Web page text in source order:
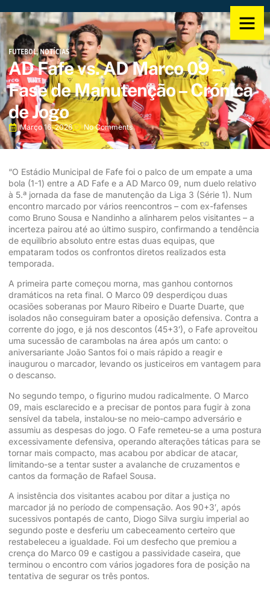
FUTEBOL,NOTÍCIAS
AD Fafe vs. AD Marco 09 –
Fase de Manutenção – Crónica
de Jogo
Março 16, 2026 No Comments
“O Estádio Municipal de Fafe foi o palco de um empate a uma
bola (1-1) entre a AD Fafe e a AD Marco 09, num duelo relativo
à 5.ª jornada da fase de manutenção da Liga 3 (Série 1). Num
encontro marcado por vários reencontros – com ex-fafenses
como Bruno Sousa e Nandinho a alinharem pelos visitantes – a
incerteza pairou até ao último suspiro, confirmando a tendência
de equilíbrio absoluto entre estas duas equipas, que
empataram todos os confrontos diretos realizados esta
temporada.
A primeira parte começou morna, mas ganhou contornos
dramáticos na reta final. O Marco 09 desperdiçou duas
ocasiões soberanas por Mauro Ribeiro e Duarte Duarte, que
isolados não conseguiram bater a oposição defensiva. Contra a
corrente do jogo, e já nos descontos (45+3′), o Fafe aproveitou
uma sucessão de carambolas na área após um canto: o
aniversariante João Santos foi o mais rápido a reagir e
inaugurou o marcador, levando os justiceiros em vantagem para
o descanso.
No segundo tempo, o figurino mudou radicalmente. O Marco
09, mais esclarecido e a precisar de pontos para fugir à zona
sensível da tabela, instalou-se no meio-campo adversário e
assumiu as despesas do jogo. O Fafe remeteu-se a uma postura
excessivamente defensiva, operando alterações táticas para se
tornar mais compacto, mas acabou por abdicar de atacar,
limitando-se a tentar suster a avalanche de cruzamentos e
cantos da formação de Rafael Sousa.
A insistência dos visitantes acabou por ditar a justiça no
marcador já no período de compensação. Aos 90+3′, após
sucessivos pontapés de canto, Diogo Silva surgiu imperial ao
segundo poste e desferiu um cabeceamento certeiro que
restabeleceu a igualdade. Foi um desfecho que premiou a
crença do Marco 09 e castigou a passividade caseira, que
terminou o encontro com vários jogadores fora de posição na
tentativa de segurar os três pontos.